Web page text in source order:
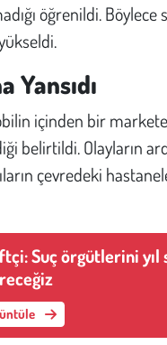
öğrenildi. Böylece
Yansıdı
içinden bir
belirtildi. Olayların
çevredeki
Suç örgütlerini